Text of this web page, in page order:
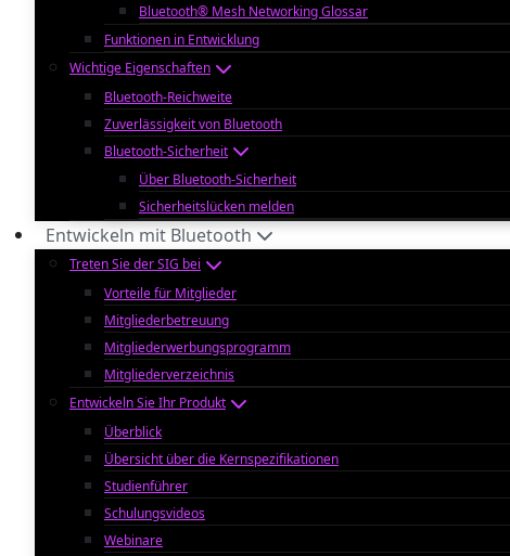
Bluetooth® Mesh Networking Glossar
Funktionen in Entwicklung
Wichtige Eigenschaften
Bluetooth-Reichweite
Zuverlässigkeit von Bluetooth
Bluetooth-Sicherheit
Über Bluetooth-Sicherheit
Sicherheitslücken melden
Entwickeln mit Bluetooth
Treten Sie der SIG bei
Vorteile für Mitglieder
Mitgliederbetreuung
Mitgliederwerbungsprogramm
Mitgliederverzeichnis
Entwickeln Sie Ihr Produkt
Überblick
Übersicht über die Kernspezifikationen
Studienführer
Schulungsvideos
Webinare